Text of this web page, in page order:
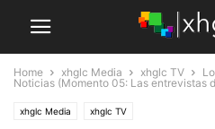
Home xhglc Media xhglc TV
Noticias (Momento 05: Las entrevistas
xhglc Media xhglc TV